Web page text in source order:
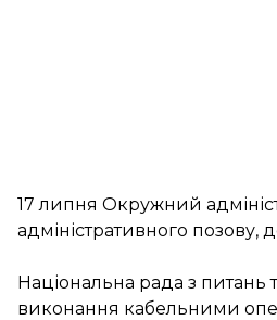
17 липня Окружний
адміністративного
Національна рада з
виконання кабельними